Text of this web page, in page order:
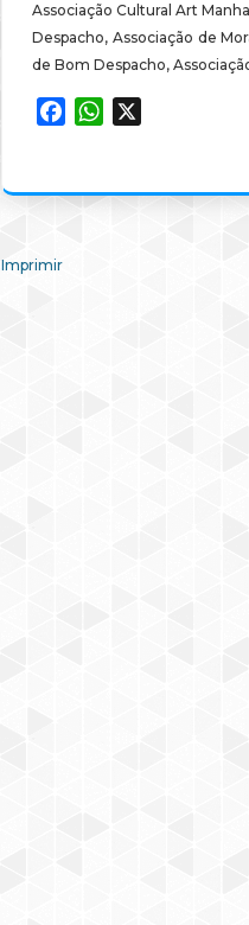
Associação Cultural Art
Despacho, Associação de
de Bom Despacho,
FacebookWhatsApp
Imprimir